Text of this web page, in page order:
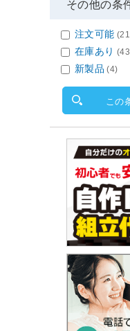
その他の条
注文可能
在庫あり
新製品 (4)
この